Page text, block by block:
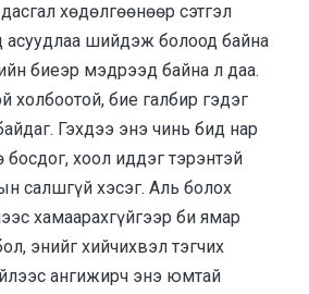
хөдөлгөөнөөр сэтгэл
асуудлаа шийдэж болоод байна
биеэр мэдрээд байна л даа.
холбоотой, бие галбир гэдэг
Гэхдээ энэ чинь бид нар
босдог, хоол иддэг тэрэнтэй
салшгүй хэсэг. Аль болох
хамаарахгүйгээр би ямар
энийг хийчихвэл тэгчих
ангижирч энэ юмтай